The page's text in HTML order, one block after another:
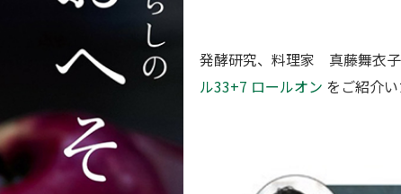
発酵研究、料理家 真藤舞衣
ル33+7 ロールオン をご紹介